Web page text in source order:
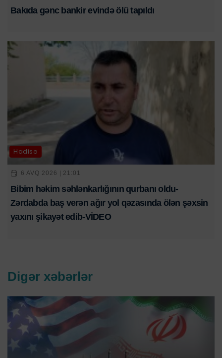
Bakıda gənc bankir evində ölü tapıldı
Hadisə
6 AVQ 2026 | 21:01
Bibim həkim səhlənkarlığının qurbanı oldu-
Zərdabda baş verən ağır yol qəzasında ölən şəxsin
yaxını şikayət edib-VİDEO
Digər xəbərlər